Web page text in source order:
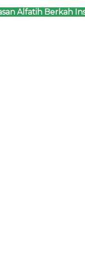
Alfatih Berkah